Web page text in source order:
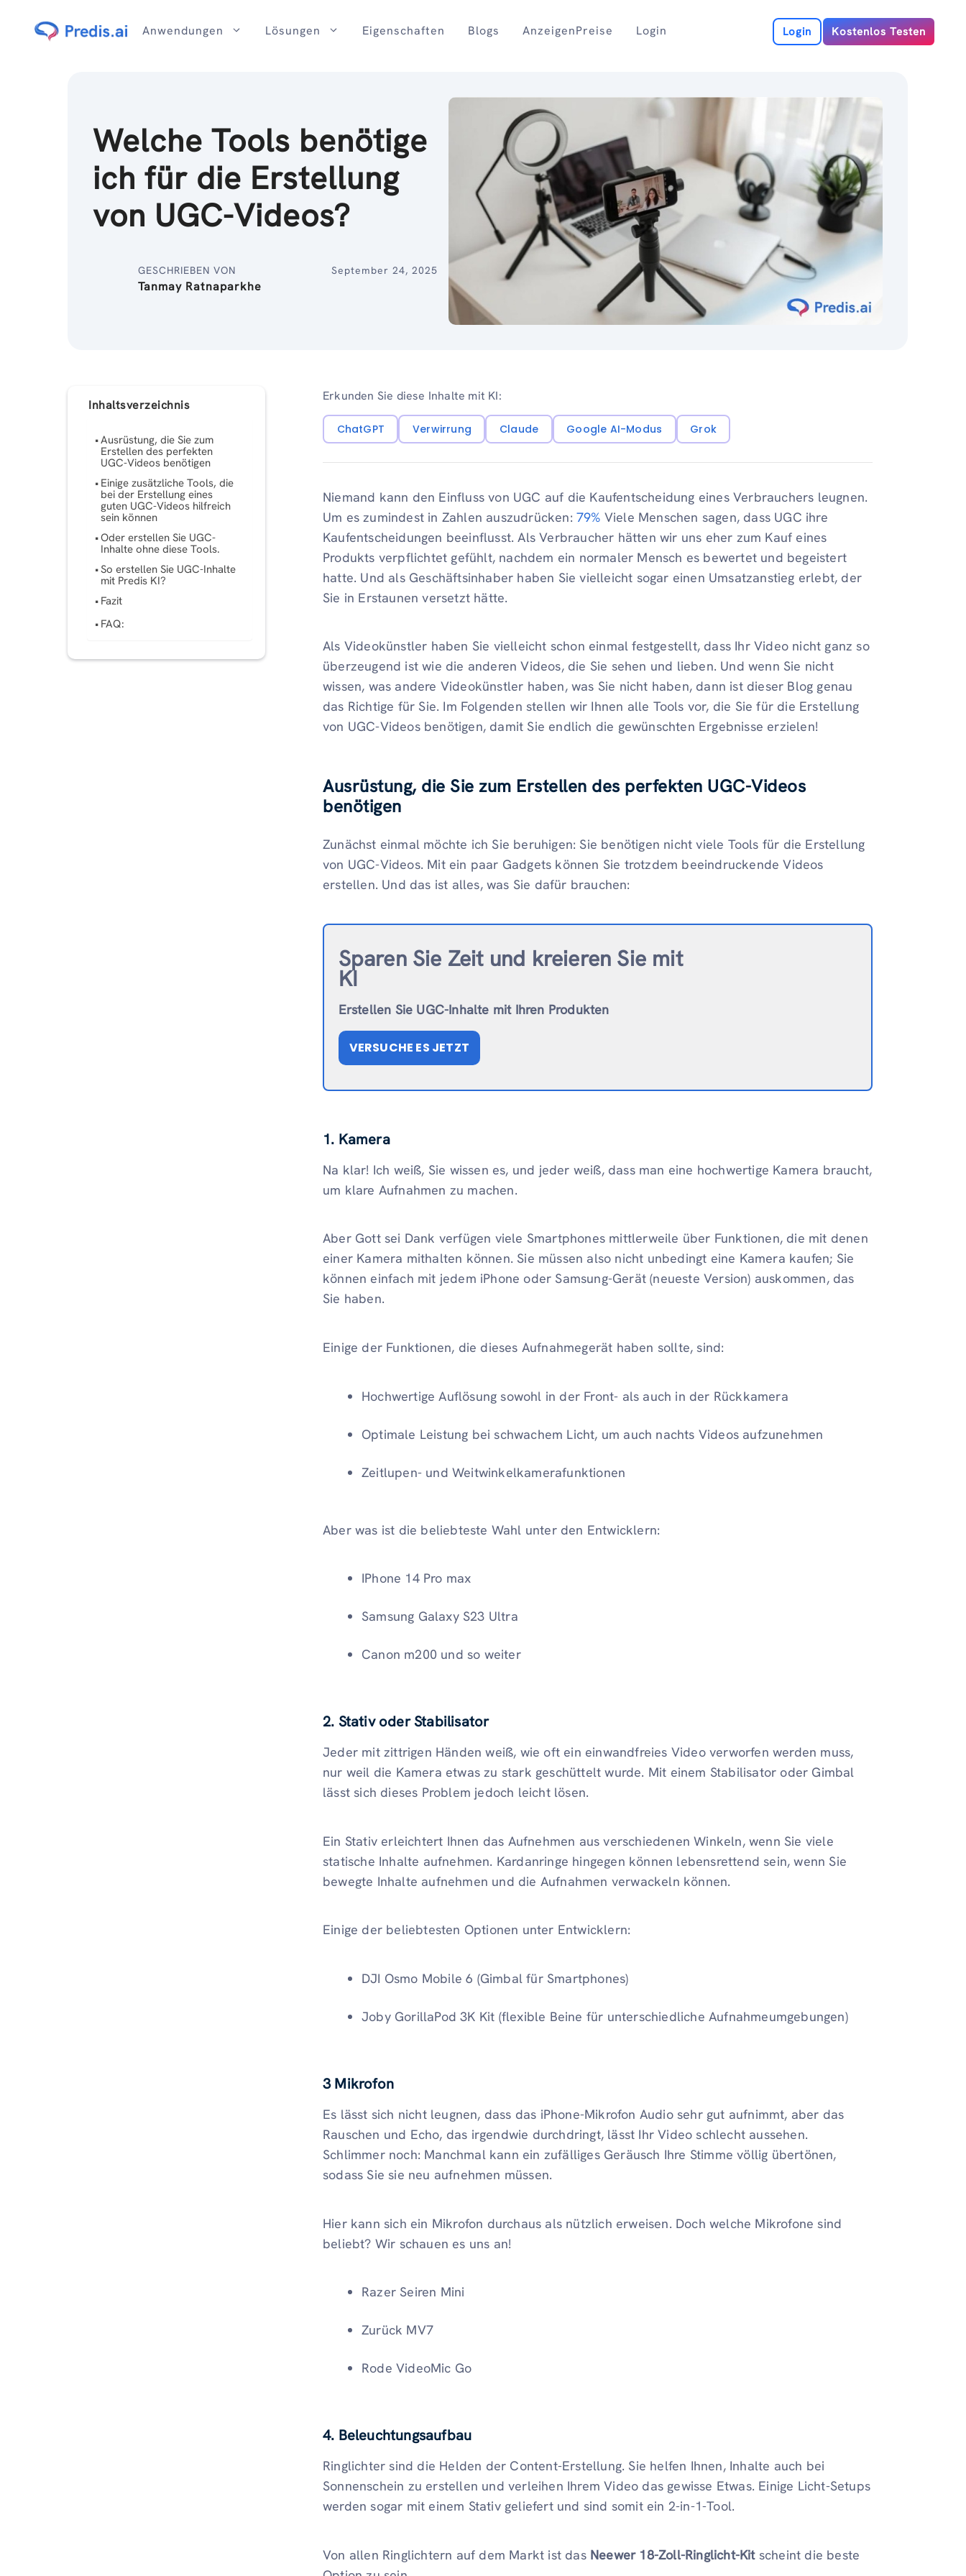
Anwendungen Lösungen Eigenschaften Blogs AnzeigenPreise Login Login Kostenlos Testen
Welche Tools benötige
ich für die Erstellung
von UGC-Videos?
GESCHRIEBEN VON
Tanmay Ratnaparkhe
September 24, 2025
Inhaltsverzeichnis
Ausrüstung, die Sie zum
Erstellen des perfekten
UGC-Videos benötigen
Einige zusätzliche Tools, die
bei der Erstellung eines
guten UGC-Videos hilfreich
sein können
Oder erstellen Sie UGC-
Inhalte ohne diese Tools.
So erstellen Sie UGC-Inhalte
mit Predis KI?
Fazit
FAQ:
Erkunden Sie diese Inhalte mit KI:
ChatGPT Verwirrung Claude Google AI-Modus Grok
Niemand kann den Einfluss von UGC auf die Kaufentscheidung eines Verbrauchers leugnen.
Um es zumindest in Zahlen auszudrücken:79% Viele Menschen sagen, dass UGC ihre
Kaufentscheidungen beeinflusst. Als Verbraucher hätten wir uns eher zum Kauf eines
Produkts verpflichtet gefühlt, nachdem ein normaler Mensch es bewertet und begeistert
hatte. Und als Geschäftsinhaber haben Sie vielleicht sogar einen Umsatzanstieg erlebt, der
Sie in Erstaunen versetzt hätte.
Als Videokünstler haben Sie vielleicht schon einmal festgestellt, dass Ihr Video nicht ganz so
überzeugend ist wie die anderen Videos, die Sie sehen und lieben. Und wenn Sie nicht
wissen, was andere Videokünstler haben, was Sie nicht haben, dann ist dieser Blog genau
das Richtige für Sie. Im Folgenden stellen wir Ihnen alle Tools vor, die Sie für die Erstellung
von UGC-Videos benötigen, damit Sie endlich die gewünschten Ergebnisse erzielen!
Ausrüstung, die Sie zum Erstellen des perfekten UGC-Videos
benötigen
Zunächst einmal möchte ich Sie beruhigen: Sie benötigen nicht viele Tools für die Erstellung
von UGC-Videos. Mit ein paar Gadgets können Sie trotzdem beeindruckende Videos
erstellen. Und das ist alles, was Sie dafür brauchen:
Sparen Sie Zeit und kreieren Sie mit
KI
Erstellen Sie UGC-Inhalte mit Ihren Produkten
VERSUCHE ES JETZT
1. Kamera
Na klar! Ich weiß, Sie wissen es, und jeder weiß, dass man eine hochwertige Kamera braucht,
um klare Aufnahmen zu machen.
Aber Gott sei Dank verfügen viele Smartphones mittlerweile über Funktionen, die mit denen
einer Kamera mithalten können. Sie müssen also nicht unbedingt eine Kamera kaufen; Sie
können einfach mit jedem iPhone oder Samsung-Gerät (neueste Version) auskommen, das
Sie haben.
Einige der Funktionen, die dieses Aufnahmegerät haben sollte, sind:
Hochwertige Auflösung sowohl in der Front- als auch in der Rückkamera
Optimale Leistung bei schwachem Licht, um auch nachts Videos aufzunehmen
Zeitlupen- und Weitwinkelkamerafunktionen
Aber was ist die beliebteste Wahl unter den Entwicklern:
IPhone 14 Pro max
Samsung Galaxy S23 Ultra
Canon m200 und so weiter
2. Stativ oder Stabilisator
Jeder mit zittrigen Händen weiß, wie oft ein einwandfreies Video verworfen werden muss,
nur weil die Kamera etwas zu stark geschüttelt wurde. Mit einem Stabilisator oder Gimbal
lässt sich dieses Problem jedoch leicht lösen.
Ein Stativ erleichtert Ihnen das Aufnehmen aus verschiedenen Winkeln, wenn Sie viele
statische Inhalte aufnehmen. Kardanringe hingegen können lebensrettend sein, wenn Sie
bewegte Inhalte aufnehmen und die Aufnahmen verwackeln können.
Einige der beliebtesten Optionen unter Entwicklern:
DJI Osmo Mobile 6 (Gimbal für Smartphones)
Joby GorillaPod 3K Kit (flexible Beine für unterschiedliche Aufnahmeumgebungen)
3 Mikrofon
Es lässt sich nicht leugnen, dass das iPhone-Mikrofon Audio sehr gut aufnimmt, aber das
Rauschen und Echo, das irgendwie durchdringt, lässt Ihr Video schlecht aussehen.
Schlimmer noch: Manchmal kann ein zufälliges Geräusch Ihre Stimme völlig übertönen,
sodass Sie sie neu aufnehmen müssen.
Hier kann sich ein Mikrofon durchaus als nützlich erweisen. Doch welche Mikrofone sind
beliebt? Wir schauen es uns an!
Razer Seiren Mini
Zurück MV7
Rode VideoMic Go
4. Beleuchtungsaufbau
Ringlichter sind die Helden der Content-Erstellung. Sie helfen Ihnen, Inhalte auch bei
Sonnenschein zu erstellen und verleihen Ihrem Video das gewisse Etwas. Einige Licht-Setups
werden sogar mit einem Stativ geliefert und sind somit ein 2-in-1-Tool.
Von allen Ringlichtern auf dem Markt ist das Neewer 18-Zoll-Ringlicht-Kitscheint die beste